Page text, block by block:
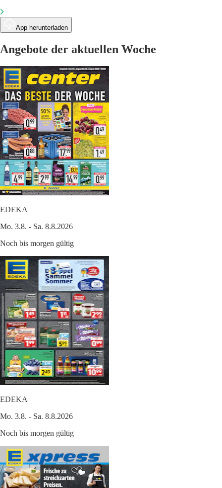
App herunterladen
Angebote der aktuellen Woche
EDEKA
Mo. 3.8. - Sa. 8.8.2026
Noch bis morgen gültig
EDEKA
Mo. 3.8. - Sa. 8.8.2026
Noch bis morgen gültig